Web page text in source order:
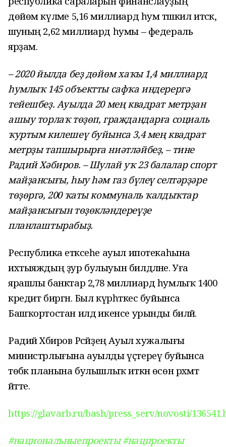
дөйөм күләме 5,16 миллиард һум тәшкил итәсәк,
шуның 2,62 миллиард һумы – федераль
ярҙам.
– 2020 йылда беҙ дөйөм хаҡы 1,4 миллиард
һумлыҡ 145 объектты сафҡа индерергә
тейешбеҙ. Ауылда 20 мең квадрат метрҙан
ашыу торлаҡ төҙөп, граждандарға социаль
ҡуртым килешеү буйынса 3,4 мең квадрат
метрҙы тапшырырға ниәтләйбеҙ, – тине
Радий Хәбиров. – Шулай уҡ 23 балалар спорт
майҙансығы, һыу һәм газ бүлеү селтәрҙәре
төҙөргә, 200 ҡаты коммуналь ҡалдыҡтар
майҙансығын төҙөкләндереүҙе
планлаштырабыҙ.
Республика етәксеһе ауыл ипотекаһына
ихтыяждың ҙур булыуын билдәләне. Уға
ярашлы банктар 2,78 миллиард һумлыҡ 1400
кредит биргән. Был күрһәткес буйынса
Башҡортостан илдә икенсе урынды биләй.
Радий Хәбиров Рәсәйҙең Ауыл хужалығы
министрлығына ауылды үҫтереү буйынса
төбәк планына булышлыҡ иткән өсөн рәхмәт
әйтте.
https://glavarb.ru/bash/press_serv/novosti/
#национальныепроекты #нацпроекты